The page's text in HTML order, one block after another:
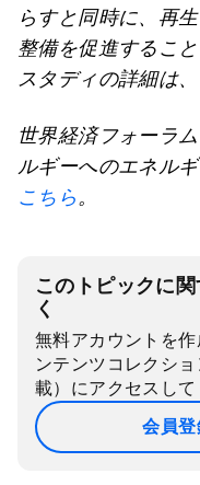
らすと同時に、再
整備を促進するこ
スタディの詳細は、
世界経済フォーラ
ルギーへのエネル
こちら。
このトピックに
く
無料アカウントを
ンテンツコレクシ
載）にアクセスして
会員登